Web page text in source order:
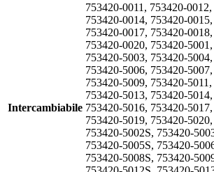
Intercambiabile
753420-0011, 753420-
753420-0014, 753420-
753420-0017, 753420-
753420-0020, 753420-
753420-5003, 753420-
753420-5006, 753420-
753420-5009, 753420-
753420-5013, 753420-
753420-5016, 753420-
753420-5019, 753420-
753420-5002S, 753420-
753420-5005S, 753420-
753420-5008S, 753420-